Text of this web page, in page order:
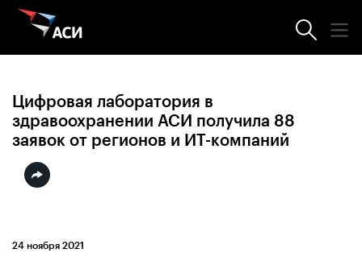
Новости АСИ
Цифровая лаборатория в
здравоохранении АСИ получила 88
заявок от регионов и ИТ-компаний
24 ноября 2021